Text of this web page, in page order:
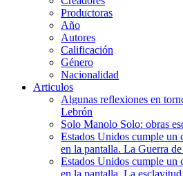
Productoras
Año
Autores
Calificación
Género
Nacionalidad
Articulos
Algunas reflexiones en
Lebrón
Solo Manolo Solo: obras
Estados Unidos cumple un
en la pantalla. La Guerra
Estados Unidos cumple un